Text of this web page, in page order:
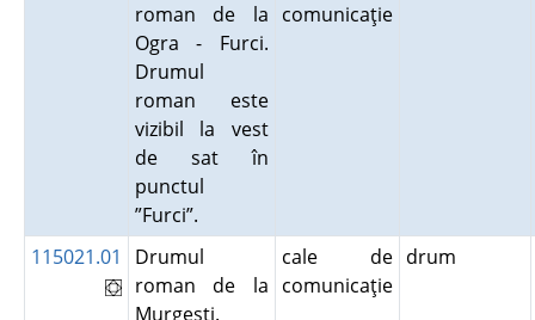
roman de la
Ogra - Furci.
Drumul
roman este
vizibil la vest
de sat în
punctul
”Furci”.
comunicaţie
115021.01
Drumul
roman de la
Murgeşti.
cale de
comunicaţie
drum